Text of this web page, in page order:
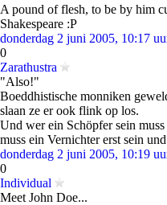
A pound of flesh, to be by him
Shakespeare :P
donderdag 2 juni 2005, 10:17
0
Zarathustra
"Also!"
Boeddhistische monniken
slaan ze er ook flink op los.
Und wer ein Schöpfer sein
muss ein Vernichter erst sein
donderdag 2 juni 2005, 10:19
0
Individual
Meet John Doe...